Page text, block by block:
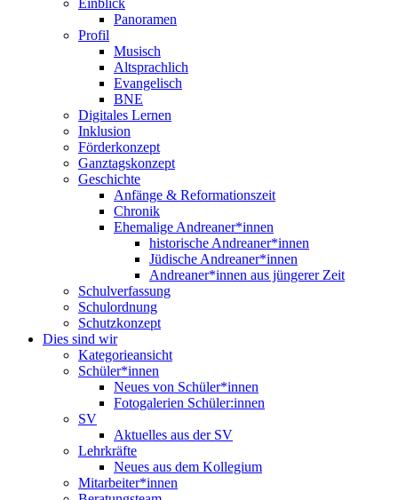
Einblick
Panoramen
Profil
Musisch
Altsprachlich
Evangelisch
BNE
Digitales Lernen
Inklusion
Förderkonzept
Ganztagskonzept
Geschichte
Anfänge & Reformationszeit
Chronik
Ehemalige Andreaner*innen
historische Andreaner*innen
Jüdische Andreaner*innen
Andreaner*innen aus jüngerer Zeit
Schulverfassung
Schulordnung
Schutzkonzept
Dies sind wir
Kategorieansicht
Schüler*innen
Neues von Schüler*innen
Fotogalerien Schüler:innen
SV
Aktuelles aus der SV
Lehrkräfte
Neues aus dem Kollegium
Mitarbeiter*innen